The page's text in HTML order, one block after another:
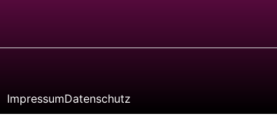
ImpressumDatenschutz